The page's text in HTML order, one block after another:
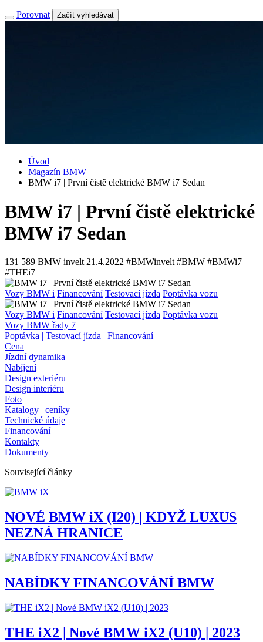
Porovnat Začít vyhledávat
Úvod
Magazín BMW
BMW i7 | První čistě elektrické BMW i7 Sedan
BMW i7 | První čistě elektrické
BMW i7 Sedan
131 589 BMW invelt 21.4.2022 #BMWinvelt #BMW #BMWi7
#THEi7
Vozy BMW i Financování Testovací jízda Poptávka vozu
Vozy BMW i Financování Testovací jízda Poptávka vozu
Vozy BMW řady 7
Poptávka | Testovací jízda | Financování
Cena
Jízdní dynamika
Nabíjení
Design exteriéru
Design interiéru
Foto
Katalogy | ceníky
Technické údaje
Financování
Kontakty
Dokumenty
Související články
NOVÉ BMW iX (I20) | KDYŽ LUXUS
NEZNÁ HRANICE
NABÍDKY FINANCOVÁNÍ BMW
THE iX2 | Nové BMW iX2 (U10) | 2023